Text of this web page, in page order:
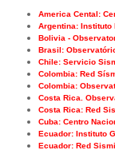
America Cental:
Argentina:
Bolivia -
Brasil:
Chile: Servicio
Colombia: Red
Colombia:
Costa Rica.
Costa Rica: Red
Cuba: Centro
Ecuador: Instituto
Ecuador: Red